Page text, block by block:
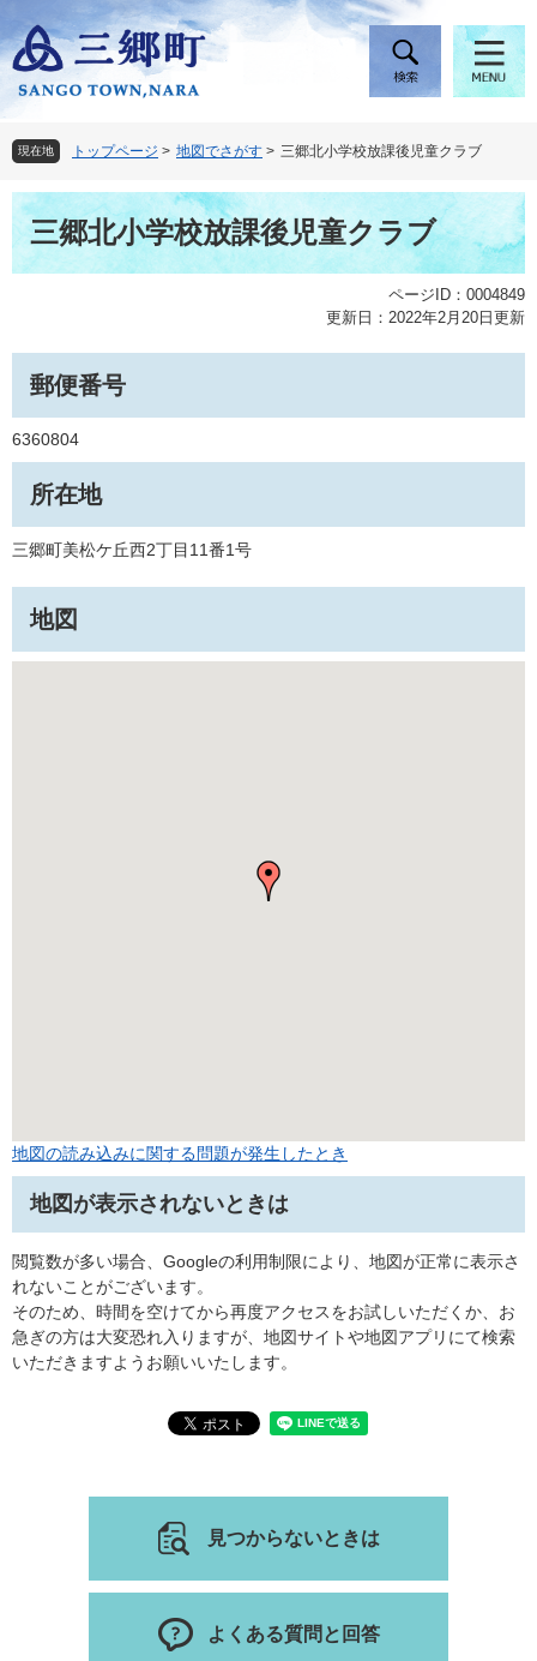
ー
ジ
頭
で
す
ニ
ュ
飛
ば
し
現在地 トップページ > 地図でさがす > 三郷北小学校放課後児童クラブ
本
文三郷北小学校放課後児童クラブ
ページID：0004849
更新日：2022年2月20日更新
郵便番号
6360804
所在地
三郷町美松ケ丘西2丁目11番1号
地図
地図の読み込みに関する問題が発生したとき
地図が表示されないときは
閲覧数が多い場合、Googleの利用制限により、地図が正常に表示さ
れないことがございます。
そのため、時間を空けてから再度アクセスをお試しいただくか、お
急ぎの方は大変恐れ入りますが、地図サイトや地図アプリにて検索
いただきますようお願いいたします。
見つからないときは
よくある質問と回答